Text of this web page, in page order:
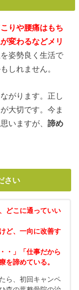
りや腰痛はもち
変わるなどメリ
姿勢良く生活で
しれません。
がります。正し
大切です。今ま
いますが、諦め
さい
どこに通っていい
ど、一向に改善す
・」「仕事だから
を諦めている。
ら、初回キャンペ